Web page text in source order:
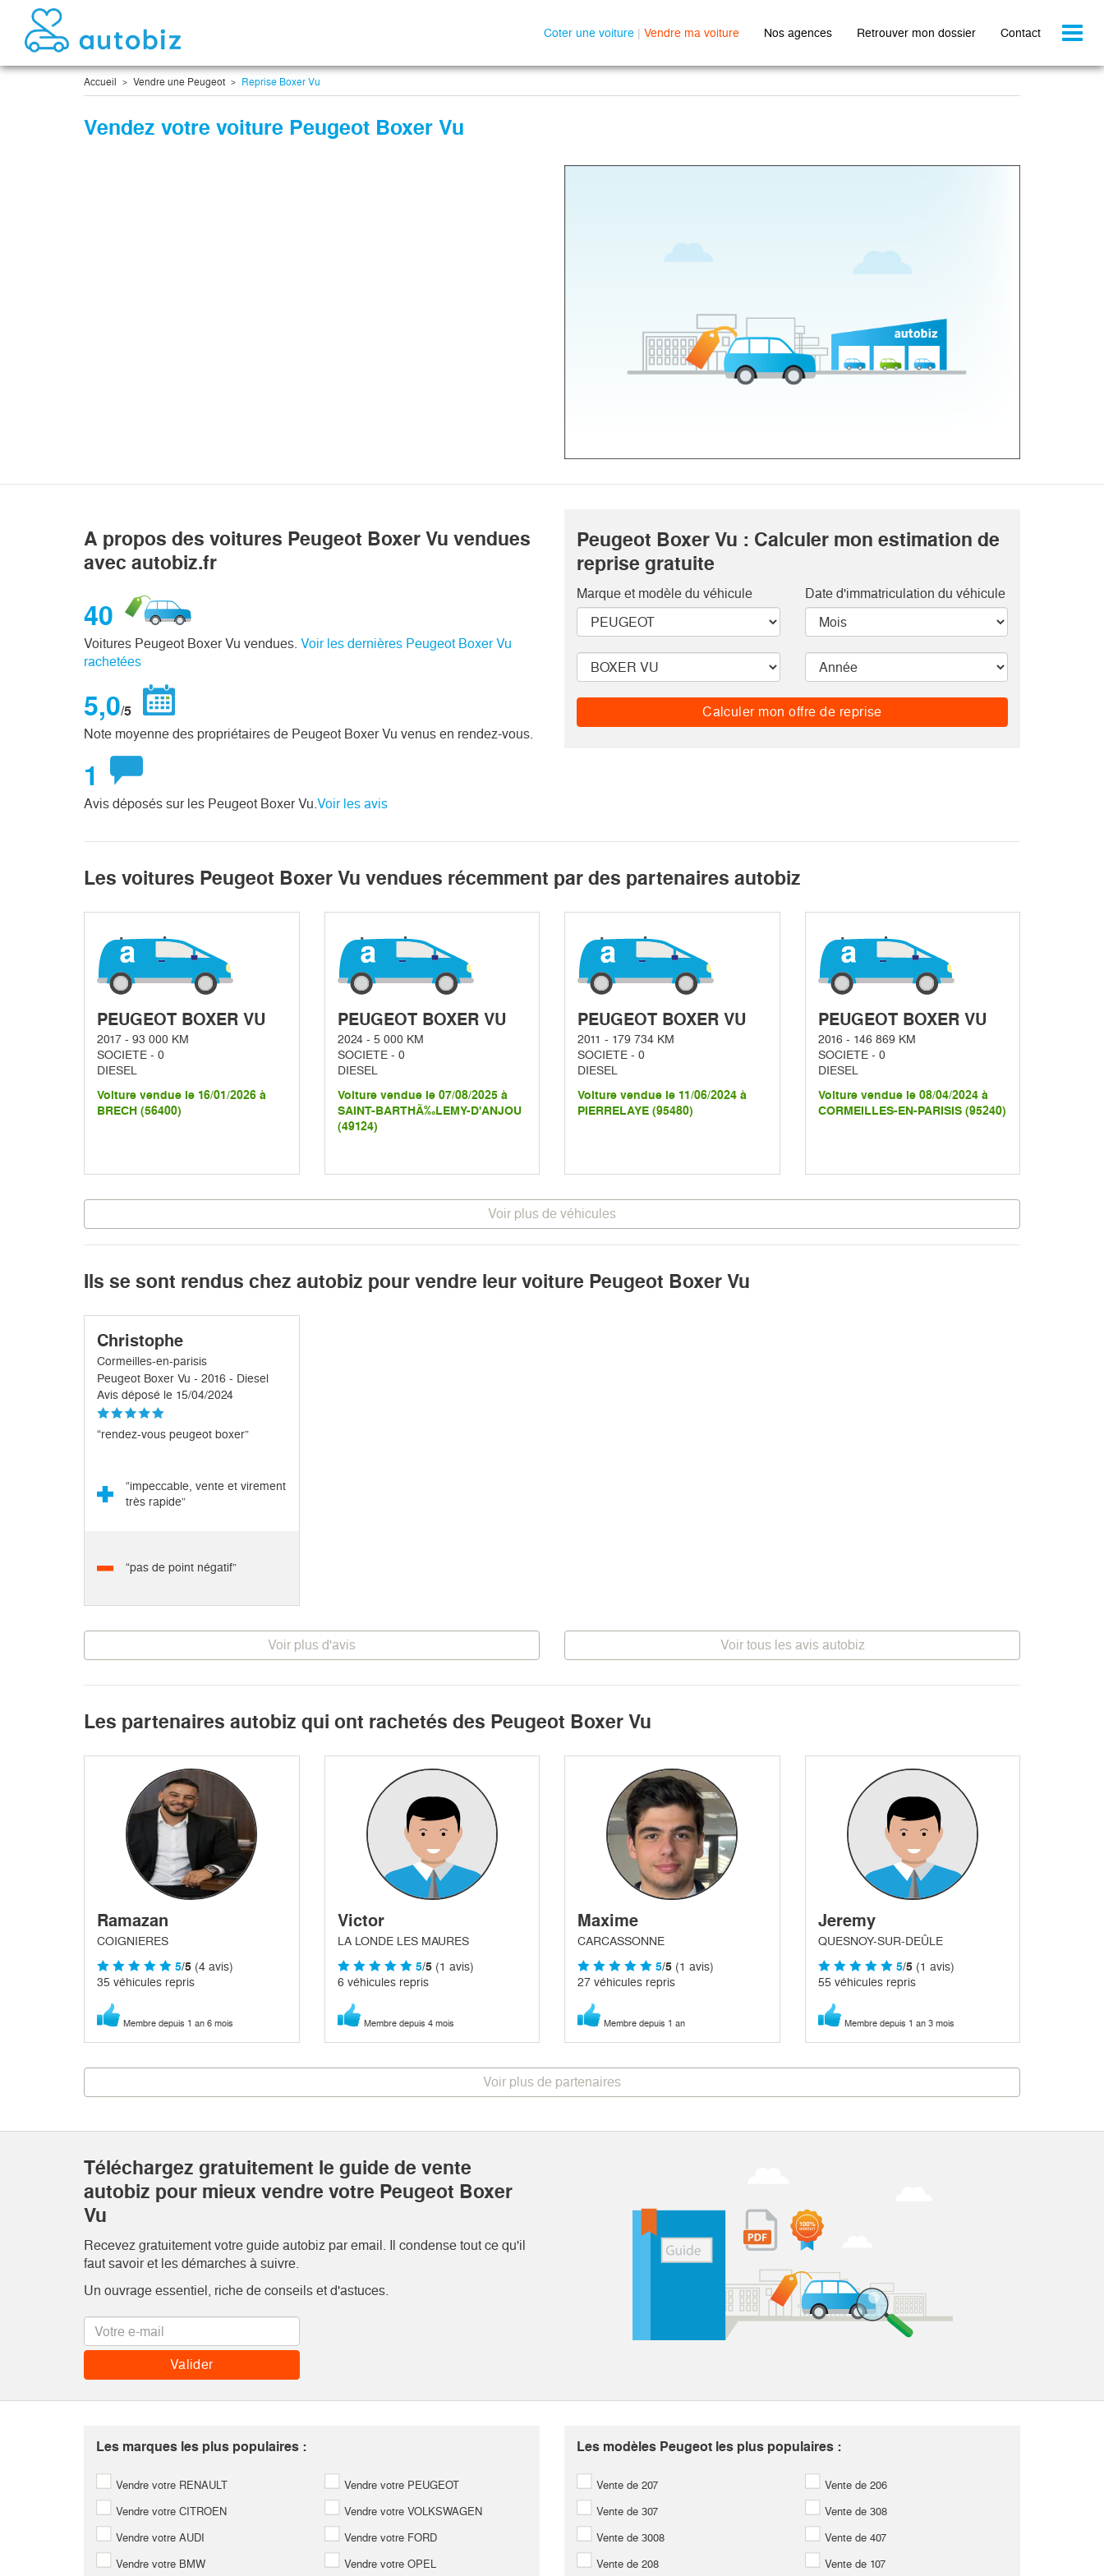
Coter une voiture | Vendre ma voiture Nos agences Retrouver mon dossier Contact
Accueil Vendre une Peugeot Reprise Boxer Vu
Vendez votre voiture Peugeot Boxer Vu
A propos des voitures Peugeot Boxer Vu vendues
avec autobiz.fr
40
Voitures Peugeot Boxer Vu vendues. Voir les dernières Peugeot Boxer Vu
rachetées
5,0/5
Note moyenne des propriétaires de Peugeot Boxer Vu venus en rendez-vous.
1
Avis déposés sur les Peugeot Boxer Vu.Voir les avis
Peugeot Boxer Vu : Calculer mon estimation de
reprise gratuite
Marque et modèle du véhicule Date d'immatriculation du véhicule
Calculer mon offre de reprise
Les voitures Peugeot Boxer Vu vendues récemment par des partenaires autobiz
PEUGEOT BOXER VU
2017 - 93 000 KM
SOCIETE - 0
DIESEL
Voiture vendue le 16/01/2026 à
BRECH (56400)
PEUGEOT BOXER VU
2024 - 5 000 KM
SOCIETE - 0
DIESEL
Voiture vendue le 07/08/2025 à
SAINT-BARTHÃ‰LEMY-D'ANJOU
(49124)
PEUGEOT BOXER VU
2011 - 179 734 KM
SOCIETE - 0
DIESEL
Voiture vendue le 11/06/2024 à
PIERRELAYE (95480)
PEUGEOT BOXER VU
2016 - 146 869 KM
SOCIETE - 0
DIESEL
Voiture vendue le 08/04/2024 à
CORMEILLES-EN-PARISIS (95240)
Voir plus de véhicules
Ils se sont rendus chez autobiz pour vendre leur voiture Peugeot Boxer Vu
Christophe
Cormeilles-en-parisis
Peugeot Boxer Vu - 2016 - Diesel
Avis déposé le 15/04/2024
“rendez-vous peugeot boxer”
“impeccable, vente et virement
très rapide”
“pas de point négatif”
Voir plus d'avis Voir tous les avis autobiz
Les partenaires autobiz qui ont rachetés des Peugeot Boxer Vu
Ramazan
COIGNIERES
5/5 (4 avis)
35 véhicules repris
Membre depuis 1 an 6 mois
Victor
LA LONDE LES MAURES
5/5(1 avis)
6 véhicules repris
Membre depuis 4 mois
Maxime
CARCASSONNE
5/5 (1 avis)
27 véhicules repris
Membre depuis 1 an
Jeremy
QUESNOY-SUR-DEÛLE
5/5(1 avis)
55 véhicules repris
Membre depuis 1 an 3 mois
Voir plus de partenaires
Téléchargez gratuitement le guide de vente
autobiz pour mieux vendre votre Peugeot Boxer
Vu
Recevez gratuitement votre guide autobiz par email. Il condense tout ce qu'il
faut savoir et les démarches à suivre.
Un ouvrage essentiel, riche de conseils et d'astuces.
Les marques les plus populaires :
Vendre votre RENAULT Vendre votre PEUGEOT
Vendre votre CITROEN Vendre votre VOLKSWAGEN
Vendre votre AUDI Vendre votre FORD
Vendre votre BMW Vendre votre OPEL
Les modèles Peugeot les plus populaires :
Vente de 207 Vente de 206
Vente de 307 Vente de 308
Vente de 3008 Vente de 407
Vente de 208 Vente de 107